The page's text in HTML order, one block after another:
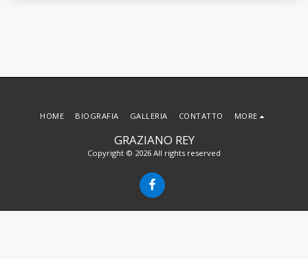
GRAZIANO REY
Copyright © 2026 All rights reserved
HOME BIOGRAFIA GALLERIA CONTATTO MORE